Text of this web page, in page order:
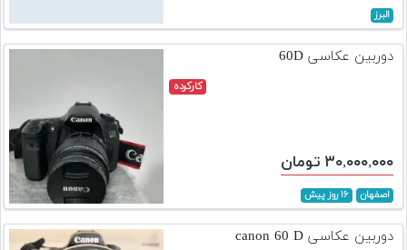
البرز
دوربین عکاسی 60D
کارکرده
۳۰,۰۰۰,۰۰۰ تومان
اصفهان ۱۶ روز پیش
دوربین عکاسی canon 60 D